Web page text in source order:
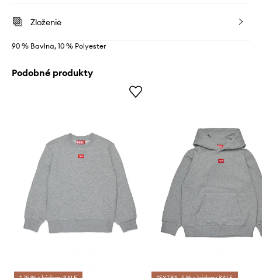
Zloženie
90 % Bavlna, 10 % Polyester
Podobné produkty